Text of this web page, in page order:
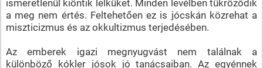
ismeretlenül kiöntik lelküket. Minden levélben tükröződik
a meg nem értés. Feltehetően ez is jócskán közrehat a
miszticizmus és az okkultizmus terjedésében.
Az emberek igazi megnyugvást nem találnak a
különböző kókler jósok jó tanácsaiban. Az egyénnek